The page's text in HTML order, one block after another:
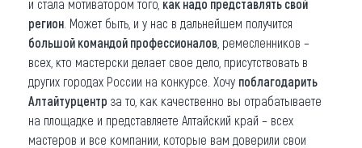
и стала мотиватором того, как надо представлять свой
регион . Может быть, и у нас в дальнейшем получится
большой командой профессионалов , ремесленников –
всех, кто мастерски делает свое дело, присутствовать в
других городах России на конкурсе. Хочу поблагодарить
Алтайтурцентр за то, как качественно вы отрабатываете
на площадке и представляете Алтайский край – всех
мастеров и все компании, которые вам доверили свои